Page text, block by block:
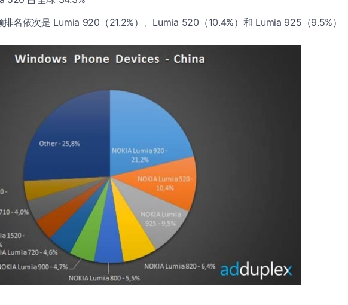
排名依次是 Lumia 920（21.2%）、Lumia 520（10.4%）和 Lumia 925（9.5%）